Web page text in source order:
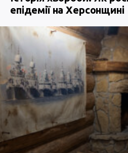
епідемії на Херсонщині